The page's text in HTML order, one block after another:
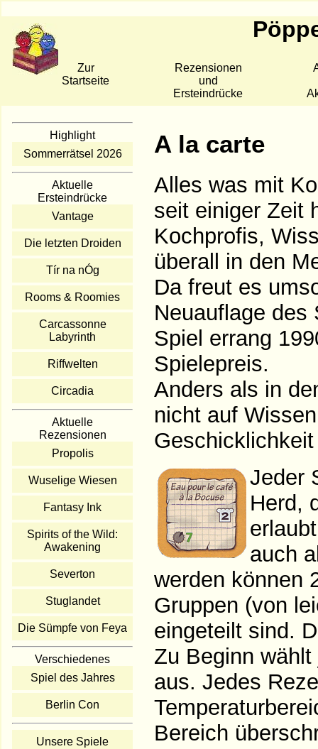
Zur
Startseite
Rezensionen
und
Ersteindrücke
Highlight
Sommerrätsel 2026
Aktuelle
Ersteindrücke
Vantage
Die letzten Droiden
Tír na nÓg
Rooms & Roomies
Carcassonne
Labyrinth
Riffwelten
Circadia
Aktuelle
Rezensionen
Propolis
Wuselige Wiesen
Fantasy Ink
Spirits of the Wild:
Awakening
Severton
Stuglandet
Die Sümpfe von Feya
Verschiedenes
Spiel des Jahres
Berlin Con
Unsere Spiele
A la carte
Alles was mit
seit einiger Zeit
Kochprofis,
überall in den
Da freut es
Neuauflage des
Spiel errang
Spielepreis.
Anders als in
nicht auf
Jeder
Herd,
auch
werden können
Gruppen (von
eingeteilt sind.
Zu Beginn
aus. Jedes
Bereich